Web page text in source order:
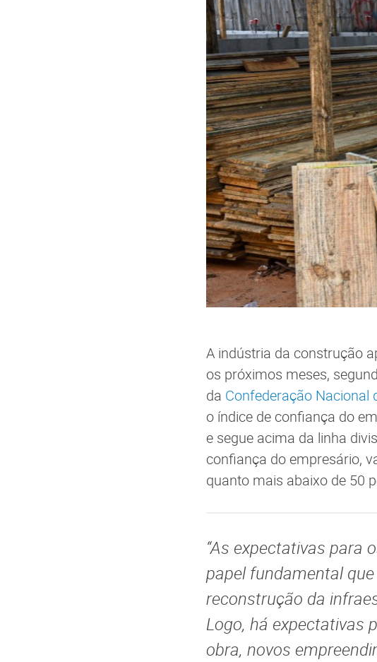
A indústria da construção
os próximos meses,
da Confederação Nacional
o índice de confiança do
e segue acima da linha
confiança do empresário,
quanto mais abaixo de 50
“As expectativas para
papel fundamental
reconstrução da
Logo, há expectativas
obra, novos